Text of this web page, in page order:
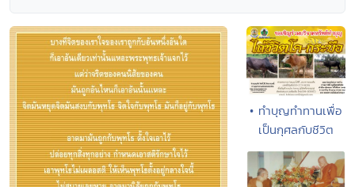
• ทำบุญทำทานเพื่อ
เป็นกุศลกับชีวิต